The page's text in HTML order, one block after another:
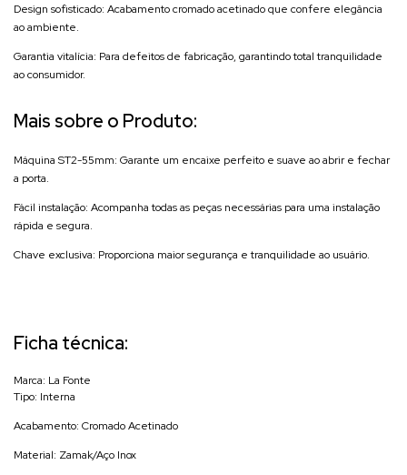
Design sofisticado: Acabamento cromado acetinado que confere elegância
ao ambiente.
Garantia vitalícia: Para defeitos de fabricação, garantindo total tranquilidade
ao consumidor.
Mais sobre o Produto:
Máquina ST2-55mm: Garante um encaixe perfeito e suave ao abrir e fechar
a porta.
Fácil instalação: Acompanha todas as peças necessárias para uma instalação
rápida e segura.
Chave exclusiva: Proporciona maior segurança e tranquilidade ao usuário.
Ficha técnica:
Marca: La Fonte
Tipo: Interna
Acabamento: Cromado Acetinado
Material: Zamak/Aço Inox